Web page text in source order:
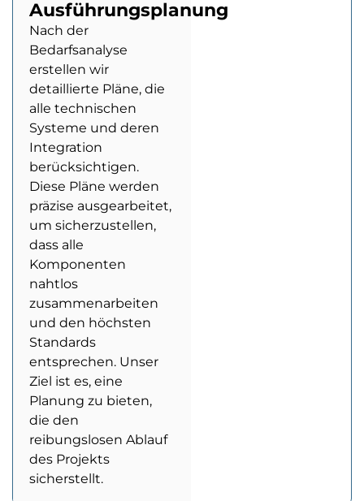
Ausführungsplanung
Nach der
Bedarfsanalyse
erstellen wir
detaillierte Pläne, die
alle technischen
Systeme und deren
Integration
berücksichtigen.
Diese Pläne werden
präzise ausgearbeitet,
um sicherzustellen,
dass alle
Komponenten
nahtlos
zusammenarbeiten
und den höchsten
Standards
entsprechen. Unser
Ziel ist es, eine
Planung zu bieten,
die den
reibungslosen Ablauf
des Projekts
sicherstellt.